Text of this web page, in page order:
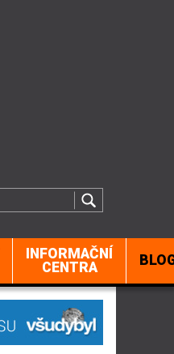
INFORMAČNÍ
CENTRA